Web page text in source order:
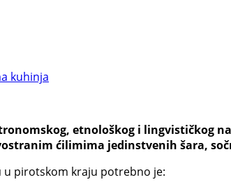
kuhinja
etnološkog i lingvističkog
ćilimima jedinstvenih šara,
u pirotskom kraju potrebno je: